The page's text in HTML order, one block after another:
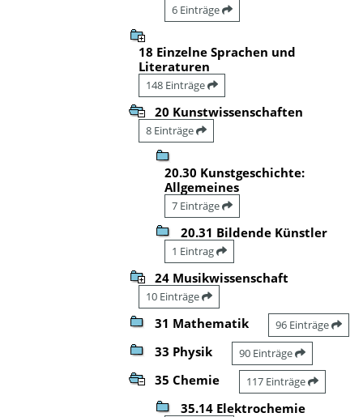
6 Einträge
18 Einzelne Sprachen und
Literaturen
148 Einträge
20 Kunstwissenschaften
8 Einträge
20.30 Kunstgeschichte:
Allgemeines
7 Einträge
20.31 Bildende Künstler
1 Eintrag
24 Musikwissenschaft
10 Einträge
31 Mathematik 96 Einträge
33 Physik 90 Einträge
35 Chemie 117 Einträge
35.14 Elektrochemie